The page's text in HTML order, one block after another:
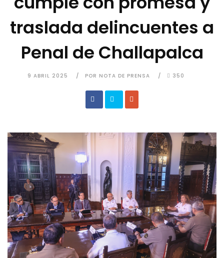
traslada delincuentes a
Penal de Challapalca
9 ABRIL 2025 POR NOTA DE PRENSA 350